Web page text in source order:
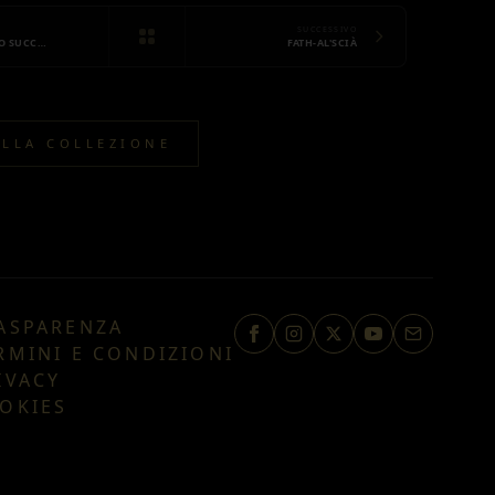
SUCC… FATH-AL'SCIÀ
COLLEZIONE
E CONDIZIONI